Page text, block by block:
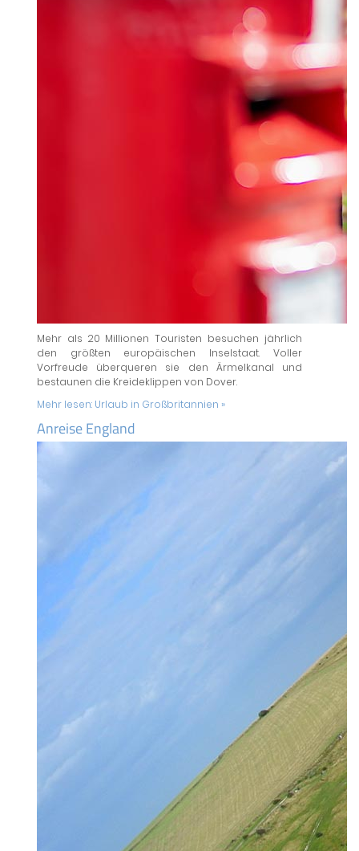
Mehr als 20 Millionen Touristen besuchen jährlich
den größten europäischen Inselstaat. Voller
Vorfreude überqueren sie den Ärmelkanal und
bestaunen die Kreideklippen von Dover.
Mehr lesen: Urlaub in Großbritannien »
Anreise England